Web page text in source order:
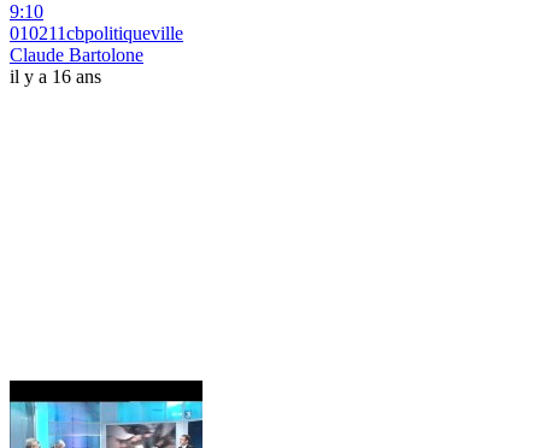
9:10
010211cbpolitiqueville
Claude Bartolone
il y a 16 ans